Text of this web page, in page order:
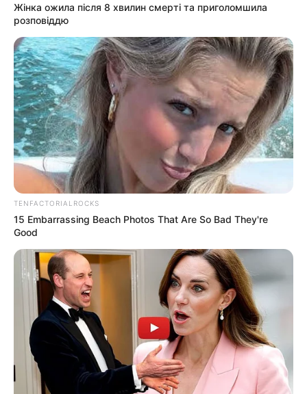
Про це повідомляє ужгородець Юрій Ломакін,
обпаленої огорожі. Ідеться про вулицю Погорєлова
у Новому районі, а зокрема – територію
колишнього м’ясокомбінату. “Обвалилася частина
огорожі. Тримається на…
Жінка ожила після 8 хвилин смерті та приголомшила
розповіддю
TENFACTORIALROCKS
15 Embarrassing Beach Photos That Are So Bad They're
Good